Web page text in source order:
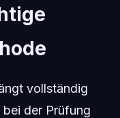
vollständig
bei der Prüfung